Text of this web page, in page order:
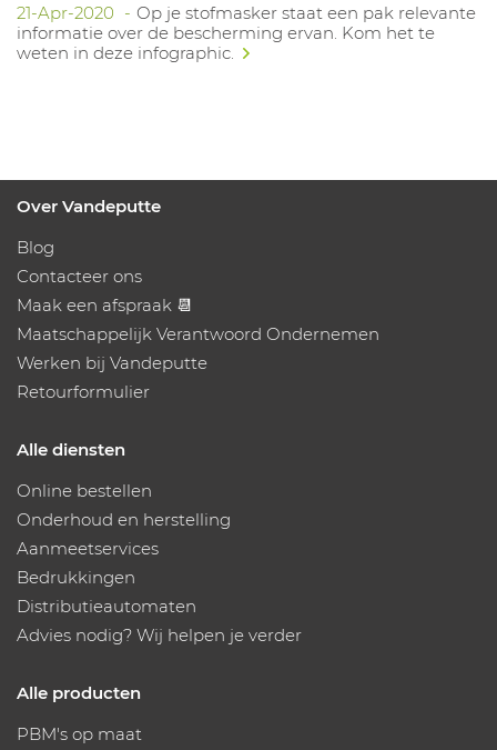
21-Apr-2020
Op je stofmasker staat een pak relevante
informatie over de bescherming ervan. Kom het te
weten in deze infographic.
Over Vandeputte
Blog
Contacteer ons
Maak een afspraak 📆
Maatschappelijk Verantwoord Ondernemen
Werken bij Vandeputte
Retourformulier
Alle diensten
Online bestellen
Onderhoud en herstelling
Aanmeetservices
Bedrukkingen
Distributieautomaten
Advies nodig? Wij helpen je verder
Alle producten
PBM's op maat